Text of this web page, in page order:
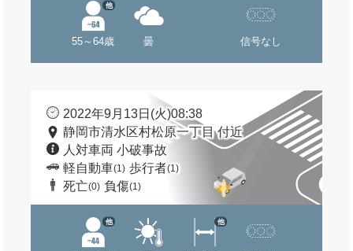
55～64歳
他
曇 信号なし
2022年9月13日(火)08:38
静岡市清水区村松原一丁目 付近
人対車両 小破事故
軽自動車(1) 歩行者(1)
死亡(0) 負傷(1)
他 他